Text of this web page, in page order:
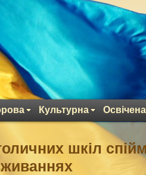
Культурна Освічена
шкіл